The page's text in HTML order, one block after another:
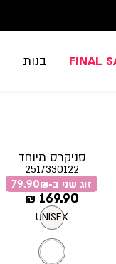
FINAL בנות
סניקרס מיוחד
2517330122
זוג שני ב-79.90₪
מחיר
מוצר
169.90 ₪
UNISEX